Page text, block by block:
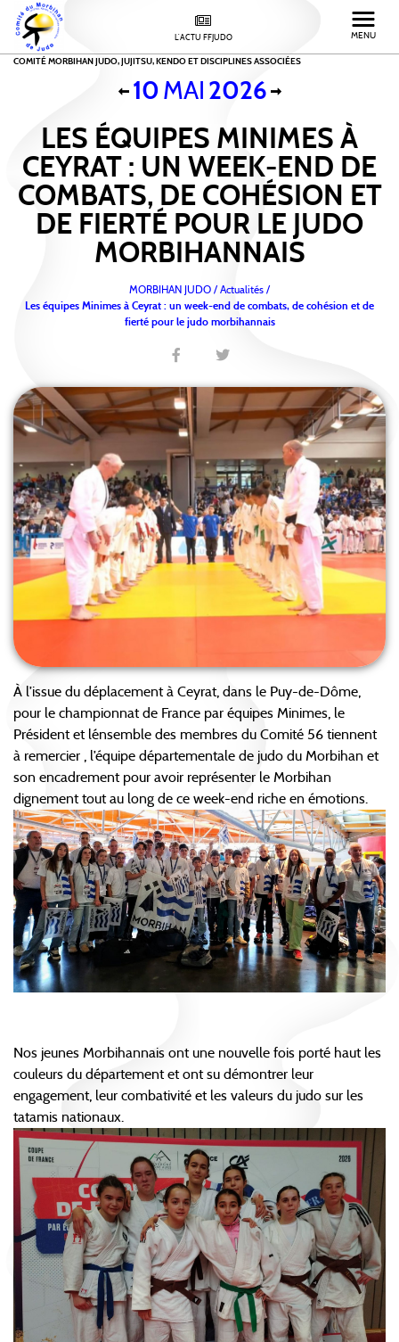
COMITÉ MORBIHAN JUDO, JUJITSU, KENDO ET DISCIPLINES ASSOCIÉES
L'ACTU FFJUDO MENU
10 MAI 2026
LES ÉQUIPES MINIMES À
CEYRAT : UN WEEK-END DE
COMBATS, DE COHÉSION ET
DE FIERTÉ POUR LE JUDO
MORBIHANNAIS
MORBIHAN JUDO / Actualités /
Les équipes Minimes à Ceyrat : un week-end de combats, de cohésion et de
fierté pour le judo morbihannais
À l’issue du déplacement à Ceyrat, dans le Puy-de-Dôme,
pour le championnat de France par équipes Minimes, le
Président et l´ensemble des membres du Comité 56 tiennent
à remercier , l’équipe départementale de judo du Morbihan et
son encadrement pour avoir représenter le Morbihan
dignement tout au long de ce week-end riche en émotions.
Nos jeunes Morbihannais ont une nouvelle fois porté haut les
couleurs du département et ont su démontrer leur
engagement, leur combativité et les valeurs du judo sur les
tatamis nationaux.